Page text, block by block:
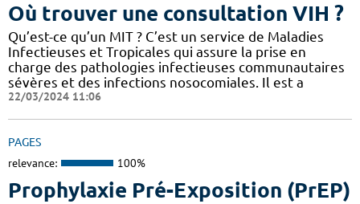
Où trouver une consultation VIH ?
Qu’est-ce qu’un MIT ? C’est un service de Maladies
Infectieuses et Tropicales qui assure la prise en
charge des pathologies infectieuses communautaires
sévères et des infections nosocomiales. Il est a
22/03/2024 11:06
PAGES
relevance: 100%
Prophylaxie Pré-Exposition (PrEP)